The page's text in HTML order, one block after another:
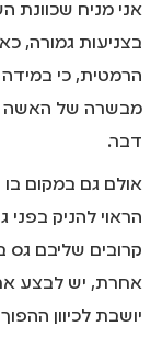
אני מניח
בצניעות גמורה,
הרמטית, כי במידה
מבשרה של האשה
דבר.
אולם גם במקום
הראוי להניק
קרובים שליבם גס
אחרת, יש לבצע
יושבת לכיוון